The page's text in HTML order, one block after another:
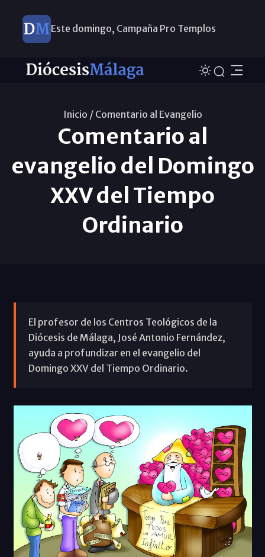
Este domingo, Campaña Pro Templos
Inicio / Comentario al Evangelio
Comentario al
evangelio del Domingo
XXV del Tiempo
Ordinario
El profesor de los Centros Teológicos de la
Diócesis de Málaga, José Antonio Fernández,
ayuda a profundizar en el evangelio del
Domingo XXV del Tiempo Ordinario.